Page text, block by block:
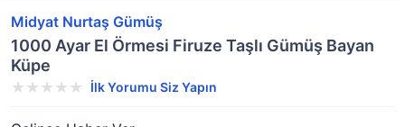
Midyat Nurtaş Gümüş
1000 Ayar El Örmesi Firuze Taşlı Gümüş Bayan
Küpe
İlk Yorumu Siz Yapın